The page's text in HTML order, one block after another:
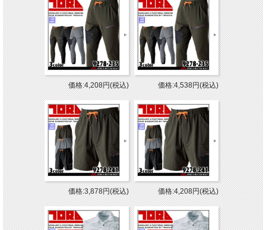
価格:4,208円(税込) 価格:4,538円(税込)
価格:3,878円(税込) 価格:4,208円(税込)